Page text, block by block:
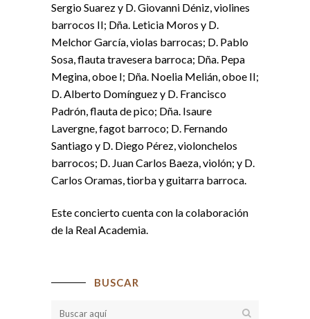
Sergio Suarez y D. Giovanni Déniz, violines
barrocos II; Dña. Leticia Moros y D.
Melchor García, violas barrocas; D. Pablo
Sosa, flauta travesera barroca; Dña. Pepa
Megina, oboe I; Dña. Noelia Melián, oboe II;
D. Alberto Domínguez y D. Francisco
Padrón, flauta de pico; Dña. Isaure
Lavergne, fagot barroco; D. Fernando
Santiago y D. Diego Pérez, violonchelos
barrocos; D. Juan Carlos Baeza, violón; y D.
Carlos Oramas, tiorba y guitarra barroca.
Este concierto cuenta con la colaboración
de la Real Academia.
BUSCAR